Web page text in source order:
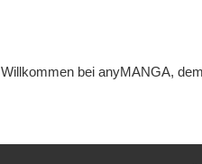
Willkommen bei anyMANGA,